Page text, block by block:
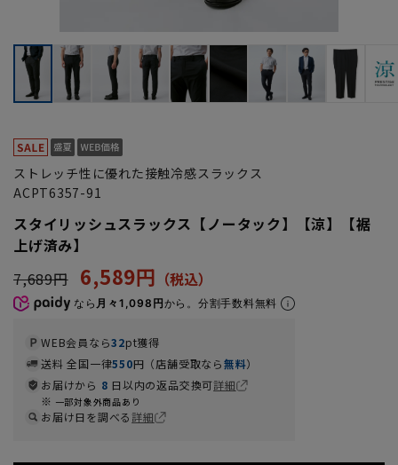
ストレッチ性に優れた接触冷感スラックス
ACPT6357-91
スタイリッシュスラックス【ノータック】【涼】【裾
上げ済み】
7,689円 6,589円
なら 月々1,098円から。分割手数料無料
WEB会員なら32pt獲得
送料 全国一律550円（店舗受取なら無料）
お届けから 8 日以内の返品交換可詳細
一部対象外商品あり
お届け日を調べる詳細